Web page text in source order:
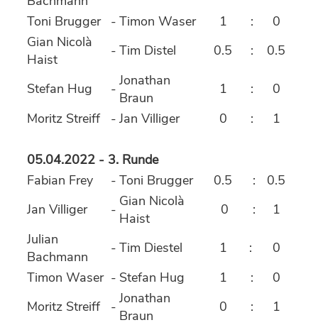
Toni Brugger
- Timon Waser 1 :
0
Gian Nicolà
Haist
- Tim Distel 0.5 : 0.5
Stefan Hug - Jonathan
Braun
1 :
0
Moritz Streiff
- Jan Villiger 0 : 1
05.04.2022 - 3. Runde
Fabian Frey
- Toni Brugger 0.5 :
0.5
Jan Villiger
- Gian Nicolà
Haist
0 :
1
Julian
Bachmann
- Tim Diestel 1 :
0
Timon Waser - Stefan Hug 1 :
0
Moritz Streiff
- Jonathan
Braun
0 : 1